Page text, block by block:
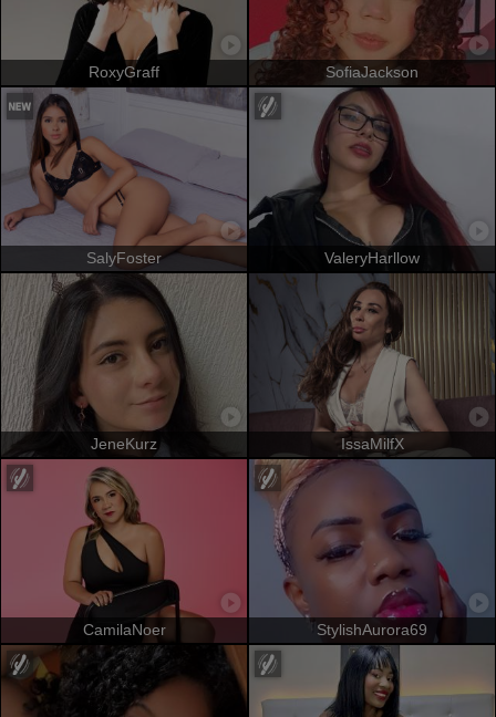
RoxyGraff SofiaJackson
SalyFoster ValeryHarllow
JeneKurz IssaMilfX
CamilaNoer StylishAurora69